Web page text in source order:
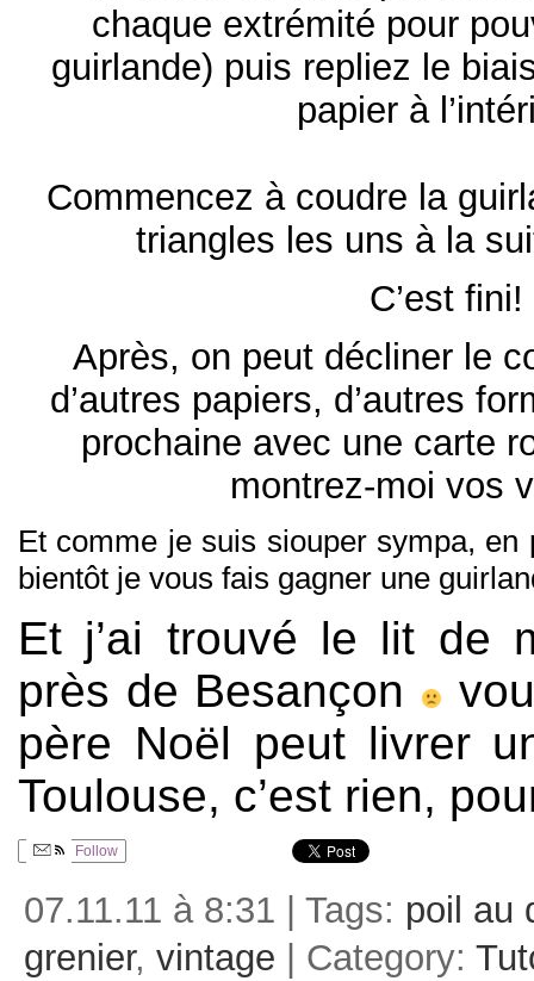
chaque extrémité pour
guirlande) puis repliez le
papier à
Commencez à coudre la
triangles les uns à la
C’est fini!
Après, on peut décliner le
d’autres papiers, d’autres
prochaine avec une carte
montrez-moi vos
Et comme je suis siouper sympa,
bientôt je vous fais gagner une
Et j’ai trouvé le lit de
près de Besançon
père Noël peut livrer
Toulouse, c’est rien,
Follow
07.11.11 à 8:31 | Tags: poil au
grenier, vintage | Category: